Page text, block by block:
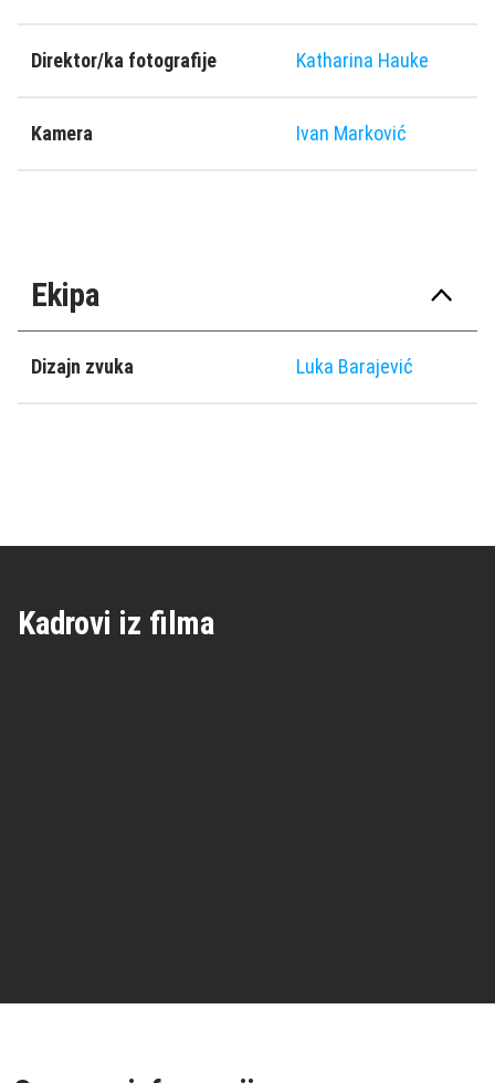
Direktor/ka fotografije Katharina Hauke
Kamera Ivan Marković
Ekipa
Dizajn zvuka Luka Barajević
Kadrovi iz filma